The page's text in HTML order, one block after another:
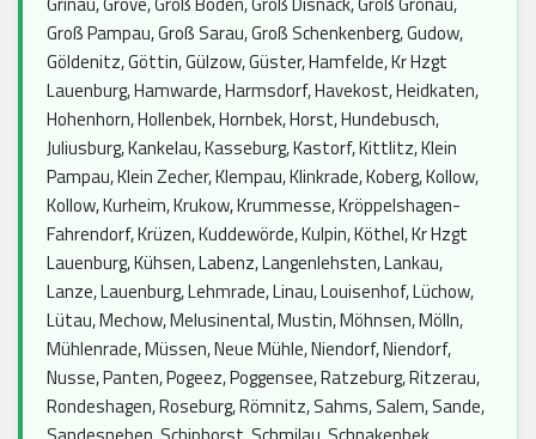
Groß Pampau, Groß Sarau, Groß Schenkenberg, Gudow,
Göldenitz, Göttin, Gülzow, Güster, Hamfelde, Kr Hzgt
Lauenburg, Hamwarde, Harmsdorf, Havekost, Heidkaten,
Hohenhorn, Hollenbek, Hornbek, Horst, Hundebusch,
Juliusburg, Kankelau, Kasseburg, Kastorf, Kittlitz, Klein
Pampau, Klein Zecher, Klempau, Klinkrade, Koberg, Kollow,
Kollow, Kurheim, Krukow, Krummesse, Kröppelshagen-
Fahrendorf, Krüzen, Kuddewörde, Kulpin, Köthel, Kr Hzgt
Lauenburg, Kühsen, Labenz, Langenlehsten, Lankau,
Lanze, Lauenburg, Lehmrade, Linau, Louisenhof, Lüchow,
Lütau, Mechow, Melusinental, Mustin, Möhnsen, Mölln,
Mühlenrade, Müssen, Neue Mühle, Niendorf, Niendorf,
Nusse, Panten, Pogeez, Poggensee, Ratzeburg, Ritzerau,
Rondeshagen, Roseburg, Römnitz, Sahms, Salem, Sande,